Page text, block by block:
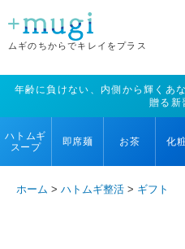
ムギのちからでキレイをプラス
年齢に負けない、内側から輝くあ
贈る新
ハトムギ
スープ
即席麺 お茶 化
ホーム > ハトムギ整活 > ギフト